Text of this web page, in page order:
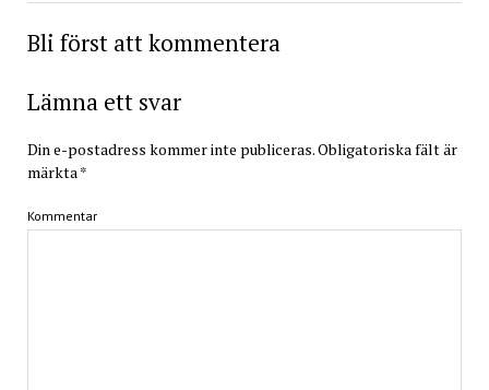
Bli först att kommentera
Lämna ett svar
Din e-postadress kommer inte publiceras.Obligatoriska fält är
märkta *
Kommentar